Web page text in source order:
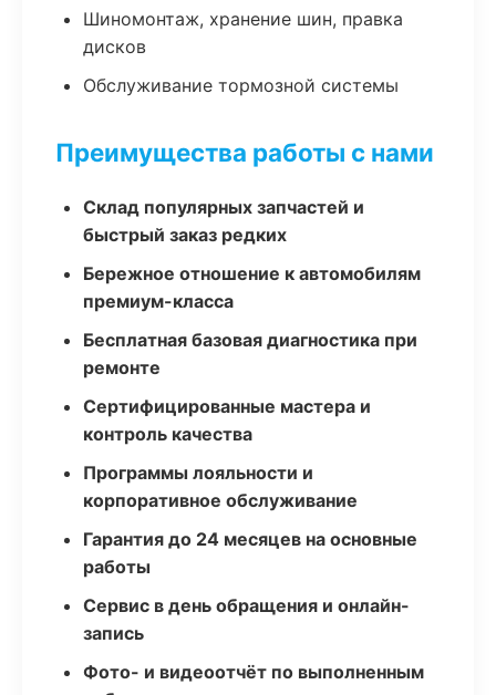
Шиномонтаж, хранение шин, правка
дисков
Обслуживание тормозной системы
Преимущества работы с нами
Склад популярных запчастей и
быстрый заказ редких
Бережное отношение к автомобилям
премиум-класса
Бесплатная базовая диагностика при
ремонте
Сертифицированные мастера и
контроль качества
Программы лояльности и
корпоративное обслуживание
Гарантия до 24 месяцев на основные
работы
Сервис в день обращения и онлайн-
запись
Фото- и видеоотчёт по выполненным